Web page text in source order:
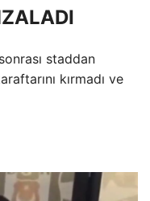
staddan
kırmadı ve